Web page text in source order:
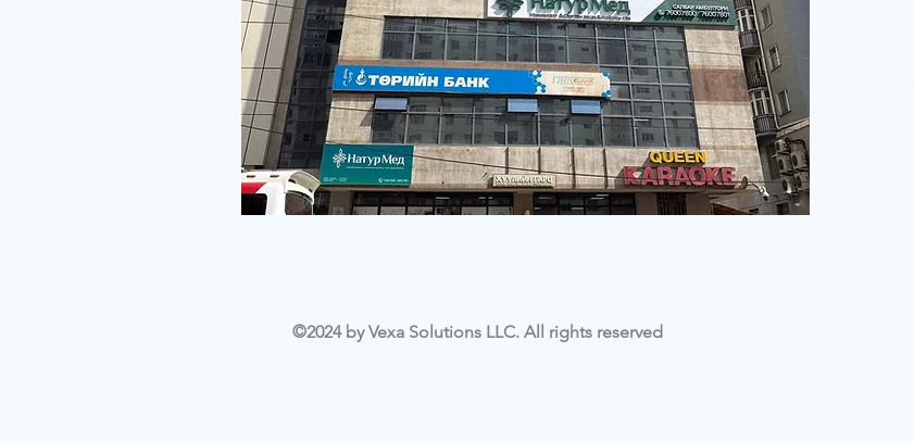
©2024 by Vexa Solutions LLC. All rights reserved